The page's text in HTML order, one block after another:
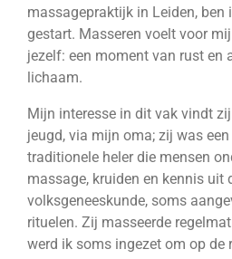
massagepraktijk in Leiden,
gestart. Masseren voelt voor
jezelf: een moment van rust en
lichaam.
Mijn interesse in dit vak vindt
jeugd, via mijn oma; zij was
traditionele heler die mensen
massage, kruiden en kennis uit
volksgeneeskunde, soms
rituelen. Zij masseerde
werd ik soms ingezet om op de